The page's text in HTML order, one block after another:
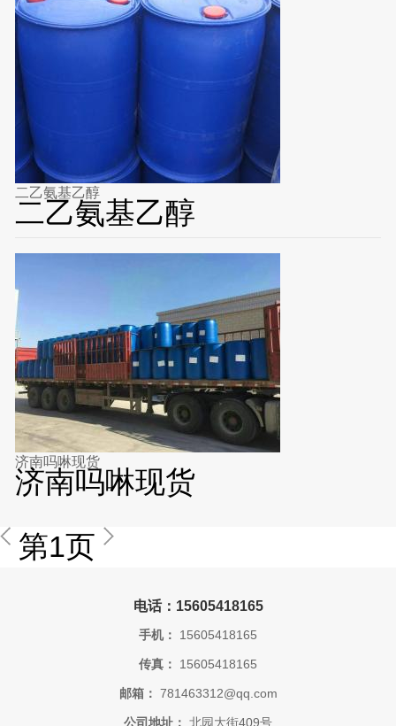
二乙氨基乙醇
二乙氨基乙醇
济南吗啉现货
济南吗啉现货
第1页
电话：15605418165
手机： 15605418165
传真： 15605418165
邮箱： 781463312@qq.com
公司地址： 北园大街409号